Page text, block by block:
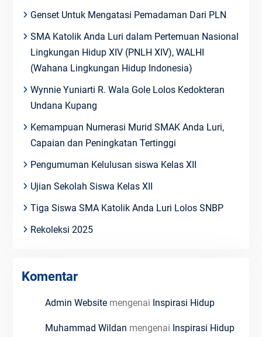
Genset Untuk Mengatasi Pemadaman Dari PLN
SMA Katolik Anda Luri dalam Pertemuan Nasional
Lingkungan Hidup XIV (PNLH XIV), WALHI
(Wahana Lingkungan Hidup Indonesia)
Wynnie Yuniarti R. Wala Gole Lolos Kedokteran
Undana Kupang
Kemampuan Numerasi Murid SMAK Anda Luri,
Capaian dan Peningkatan Tertinggi
Pengumuman Kelulusan siswa Kelas XII
Ujian Sekolah Siswa Kelas XII
Tiga Siswa SMA Katolik Anda Luri Lolos SNBP
Rekoleksi 2025
Komentar
Admin Websitemengenai Inspirasi Hidup
Muhammad Wildan mengenai Inspirasi Hidup